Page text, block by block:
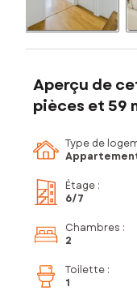
Aperçu de
pièces et 59
Type de
Étage :
6/7
Chambres :
2
Toilette :
1